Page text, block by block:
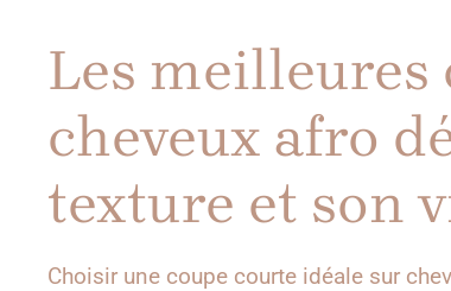
Les meilleures
cheveux afro
texture et son
Choisir une coupe courte idéale sur